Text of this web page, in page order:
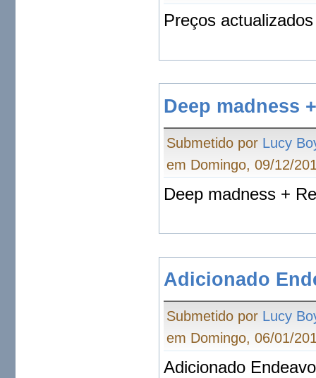
Preços
Deep madness
Submetido por Lucy
em Domingo, 09/12/
Deep madness +
Adicionado
Submetido por Lucy
em Domingo, 06/01/
Adicionado